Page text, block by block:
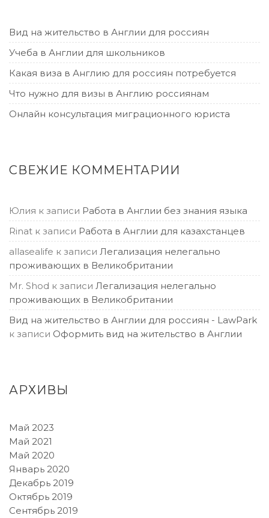
Вид на жительство в Англии для россиян
Учеба в Англии для школьников
Какая виза в Англию для россиян потребуется
Что нужно для визы в Англию россиянам
Онлайн консультация миграционного юриста
СВЕЖИЕ КОММЕНТАРИИ
Юлия к записи Работа в Англии без знания языка
Rinat к записи Работа в Англии для казахстанцев
allasealife к записи Легализация нелегально
проживающих в Великобритании
Mr. Shod к записи Легализация нелегально
проживающих в Великобритании
Вид на жительство в Англии для россиян - LawPark
к записи Оформить вид на жительство в Англии
АРХИВЫ
Май 2023
Май 2021
Май 2020
Январь 2020
Декабрь 2019
Октябрь 2019
Сентябрь 2019